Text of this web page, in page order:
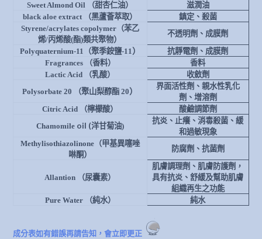
Sweet Almond Oil
（甜杏仁油）
滋潤油
black aloe extract
（黑蘆薈萃取）
鎮定、殺菌
Styrene/acrylates copolymer（苯乙
烯/丙烯酸(酯)類共聚物）
不透明劑、成膜劑
Polyquaternium-11 （聚季銨鹽-11）
抗靜電劑、成膜劑
Fragrances
（香料）
香料
Lactic Acid
（乳酸）
收斂劑
Polysorbate 20
（聚山梨醇酯 20）
界面活性劑、親水性乳化
劑、增溶劑
Citric Acid
（檸檬酸）
酸鹼調節劑
Chamomileoil (洋甘菊油)
抗炎、止癢、消毒殺菌、緩
和過敏現象
Methylisothiazolinone（甲基異噻唑
啉酮）
防腐劑、抗菌劑
Allantion （尿囊素）
肌膚調理劑、肌膚防護劑，
具有抗炎、舒緩及幫助肌膚
組織再生之功能
Pure Water
（純水） 純水
成分表如有錯誤再請告知，會立即更正